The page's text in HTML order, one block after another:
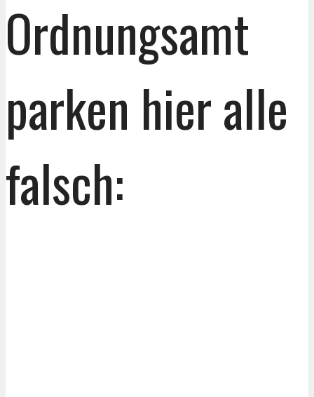
Ordnungsamt
parken hier alle
falsch: